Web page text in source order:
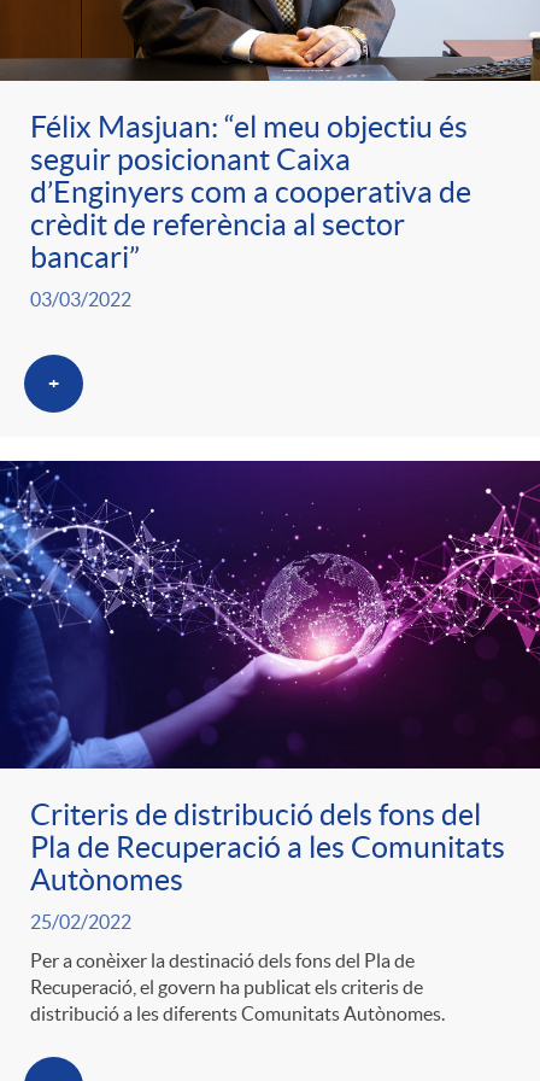
r
a
S
a
l
a
d
e
p
r
e
n
s
p
e
r
c
a
t
e
g
o
r
i
e
s
e
n
d
o
A
n
c
l
a
F
i
l
l
c
a
d
o
r
d
e
c
o
n
t
i
Félix Masjuan: “el meu objectiu és
seguir posicionant Caixa
d’Enginyers com a cooperativa de
crèdit de referència al sector
bancari”
03/03/2022
+
Criteris de distribució dels fons del
Pla de Recuperació a les Comunitats
Autònomes
25/02/2022
Per a conèixer la destinació dels fons del Pla de
Recuperació, el govern ha publicat els criteris de
distribució a les diferents Comunitats Autònomes.